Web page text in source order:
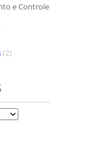
e Controle
(2)